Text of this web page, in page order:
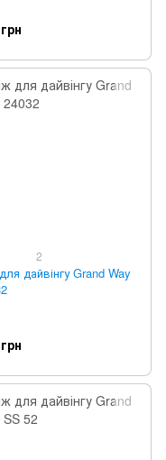
2
дайвінгу Grand Way